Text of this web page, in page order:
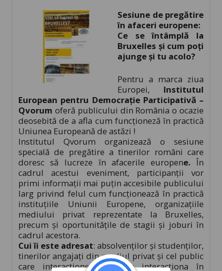
Sesiune de pregătire
în afaceri europene:
Ce se întâmplă la
Bruxelles și cum poți
ajunge și tu acolo?
Pentru a marca ziua
Europei, Institutul
European pentru Democraţie Participativă –
Qvorum oferă publicului din România o ocazie
deosebită de a afla cum funcționeză în practică
Uniunea Europeană de astăzi !
Institutul Qvorum organizează o sesiune
specială de pregătire a tinerilor români care
doresc să lucreze în afacerile europene. În
cadrul acestui eveniment, participanții vor
primi informaţii mai puţin accesibile publicului
larg privind felul cum funcționează în practică
instituțiile Uniunii Europene, organizațiile
mediului privat reprezentate la Bruxelles,
precum și oportunitățile de stagii și joburi în
cadrul acestora.
Cui îi este adresat: absolvenților și studenților,
tinerilor angajați din mediul privat și cel public
care interacţionează / vor interacţiona în